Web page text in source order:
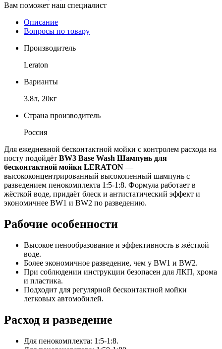
Вам поможет наш специалист
Описание
Вопросы по товару
Производитель
Leraton
Варианты
3.8л, 20кг
Страна производитель
Россия
Для ежедневной бесконтактной мойки с контролем расхода на
посту подойдёт BW3 Base Wash Шампунь для
бесконтактной мойки LERATON —
высококонцентрированный высокопенный шампунь с
разведением пенокомплекта 1:5-1:8. Формула работает в
жёсткой воде, придаёт блеск и антистатический эффект и
экономичнее BW1 и BW2 по разведению.
Рабочие особенности
Высокое пенообразование и эффективность в жёсткой
воде.
Более экономичное разведение, чем у BW1 и BW2.
При соблюдении инструкции безопасен для ЛКП, хрома
и пластика.
Подходит для регулярной бесконтактной мойки
легковых автомобилей.
Расход и разведение
Для пенокомплекта: 1:5-1:8.